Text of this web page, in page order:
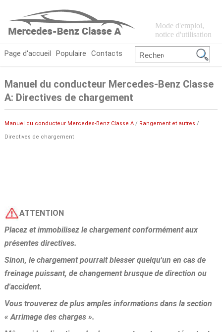
Mode d'emploi,
notice d'utilisation
Page d'accueil Populaire Contacts
Manuel du conducteur Mercedes-Benz Classe
A: Directives de chargement
Manuel du conducteur Mercedes-Benz Classe A/ Rangement et autres /
Directives de chargement
ATTENTION
Placez et immobilisez le chargement conformément aux
présentes directives.
Sinon, le chargement pourrait blesser quelqu'un en cas de
freinage puissant, de changement brusque de direction ou
d'accident.
Vous trouverez de plus amples informations dans la section
« Arrimage des charges ».